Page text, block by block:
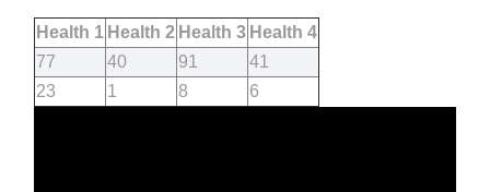
Health 1 Health 2 Health 3 Health 4
77
40 91
41
23
1 8 6